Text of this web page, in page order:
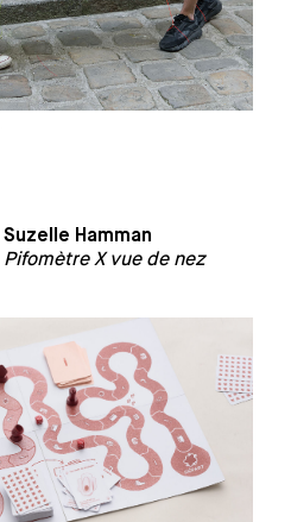
Suzelle Hamman
Pifomètre X vue de nez